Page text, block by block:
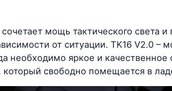
мощь тактического света
от ситуации. TK16 V2.0 –
необходимо яркое и
свободно помещается в